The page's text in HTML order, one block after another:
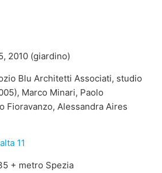
2010 (giardino)
Blu Architetti Associati, studio
Marco Minari, Paolo
Fioravanzo, Alessandra Aires
11
+ metro Spezia